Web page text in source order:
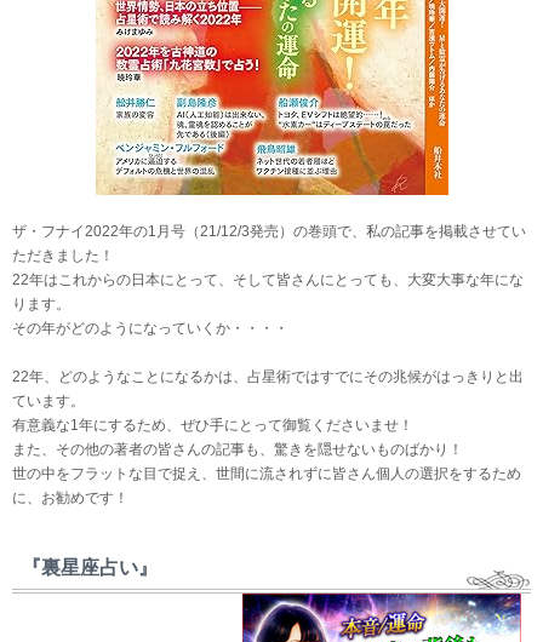
ザ・フナイ2022年の1月号（21/12/3発売）の巻頭で、私の記事を掲載させてい
ただきました！
22年はこれからの日本にとって、そして皆さんにとっても、大変大事な年にな
ります。
その年がどのようになっていくか・・・・
22年、どのようなことになるかは、占星術ではすでにその兆候がはっきりと出
ています。
有意義な1年にするため、ぜひ手にとって御覧くださいませ！
また、その他の著者の皆さんの記事も、驚きを隠せないものばかり！
世の中をフラットな目で捉え、世間に流されずに皆さん個人の選択をするため
に、お勧めです！
『裏星座占い』